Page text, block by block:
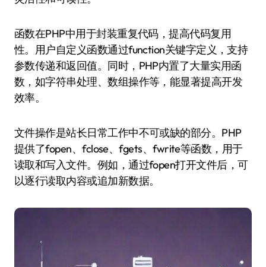
函数在PHP中用于封装重复代码，提高代码复用
性。用户自定义函数通过function关键字定义，支持
参数传递和返回值。同时，PHP内置了大量实用函
数，如字符串处理、数组操作等，能显著提高开发
效率。
文件操作是站长日常工作中不可或缺的部分。PHP
提供了fopen、fclose、fgets、fwrite等函数，用于
读取和写入文件。例如，通过fopen打开文件后，可
以逐行读取内容或追加新数据。